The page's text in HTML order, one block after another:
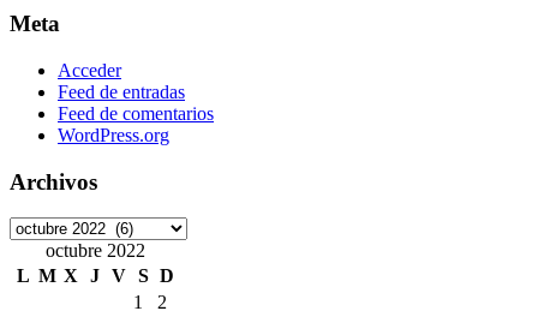
Meta
Acceder
Feed de entradas
Feed de comentarios
WordPress.org
Archivos
Archivos
octubre 2022
L M X J V S D
1
2